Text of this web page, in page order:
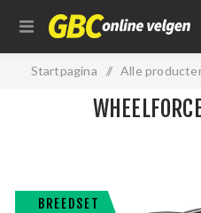
Startpagina / Alle
BREEDSET